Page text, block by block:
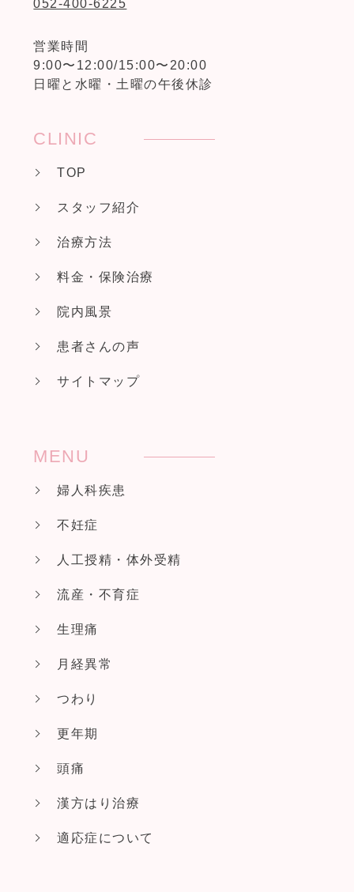
052-400-6225
営業時間
9:00〜12:00/15:00〜20:00
日曜と水曜・土曜の午後休診
CLINIC
TOP
スタッフ紹介
治療方法
料金・保険治療
院内風景
患者さんの声
サイトマップ
MENU
婦人科疾患
不妊症
人工授精・体外受精
流産・不育症
生理痛
月経異常
つわり
更年期
頭痛
漢方はり治療
適応症について